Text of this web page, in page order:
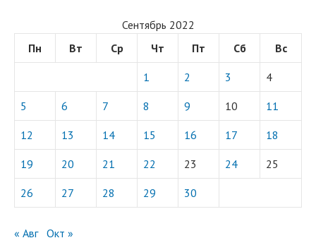
Сентябрь 2022
Пн
Вт Ср Чт Пт Сб Вс
1 2 3 4
5 6 7 8 9 10 11
12 13 14 15 16 17 18
19 20 21 22 23 24 25
26 27 28 29 30
« Авг Окт »